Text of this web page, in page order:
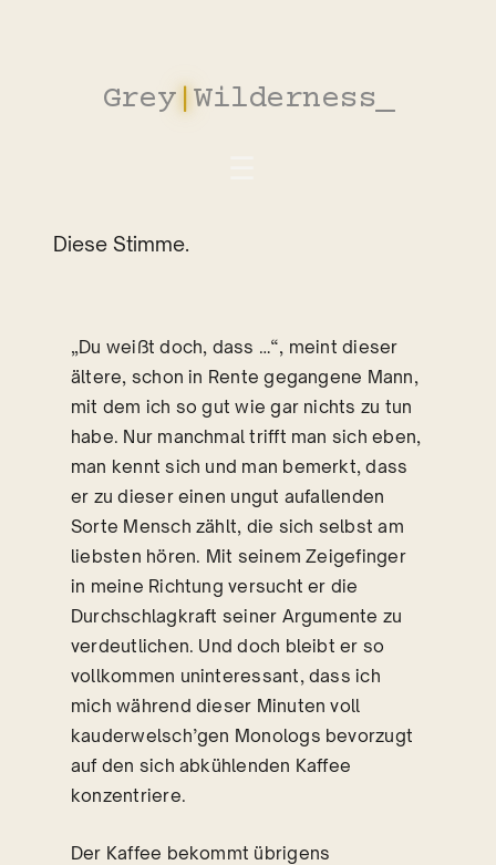
Grey|Wilderness
Diese Stimme.
„Du weißt doch, dass …“, meint dieser
ältere, schon in Rente gegangene Mann,
mit dem ich so gut wie gar nichts zu tun
habe. Nur manchmal trifft man sich eben,
man kennt sich und man bemerkt, dass
er zu dieser einen ungut aufallenden
Sorte Mensch zählt, die sich selbst am
liebsten hören. Mit seinem Zeigefinger
in meine Richtung versucht er die
Durchschlagkraft seiner Argumente zu
verdeutlichen. Und doch bleibt er so
vollkommen uninteressant, dass ich
mich während dieser Minuten voll
kauderwelsch’gen Monologs bevorzugt
auf den sich abkühlenden Kaffee
konzentriere.
Der Kaffee bekommt übrigens